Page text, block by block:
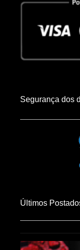
Segurança dos
Últimos